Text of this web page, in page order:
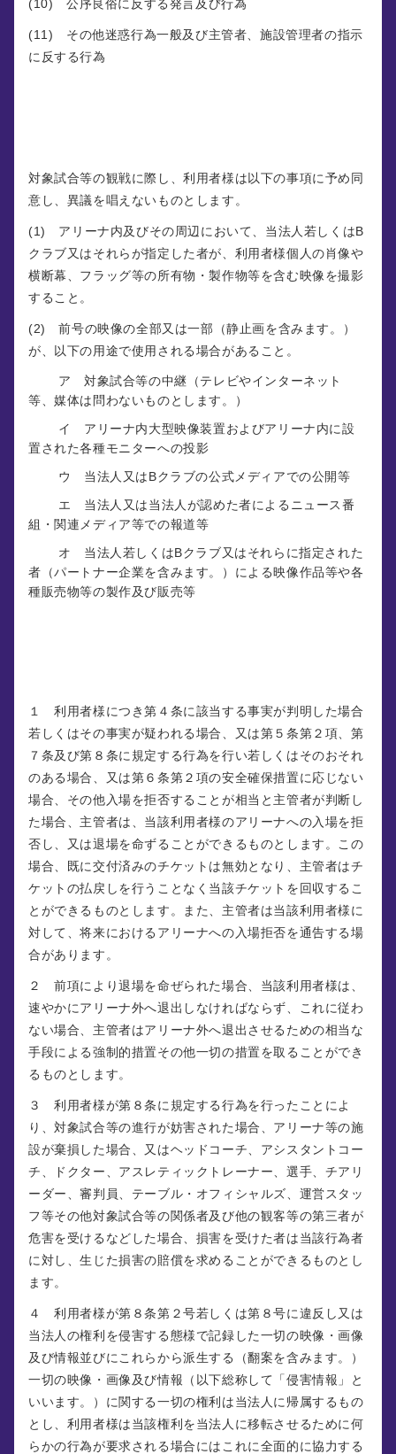
(10) 公序良俗に反する発言及び行為
(11) その他迷惑行為一般及び主管者、施設管理者の指示
に反する行為
対象試合等の観戦に際し、利用者様は以下の事項に予め同
意し、異議を唱えないものとします。
(1) アリーナ内及びその周辺において、当法人若しくはB
クラブ又はそれらが指定した者が、利用者様個人の肖像や
横断幕、フラッグ等の所有物・製作物等を含む映像を撮影
すること。
(2) 前号の映像の全部又は一部（静止画を含みます。）
が、以下の用途で使用される場合があること。
ア 対象試合等の中継（テレビやインターネット
等、媒体は問わないものとします。）
イ アリーナ内大型映像装置およびアリーナ内に設
置された各種モニターへの投影
ウ 当法人又はBクラブの公式メディアでの公開等
エ 当法人又は当法人が認めた者によるニュース番
組・関連メディア等での報道等
オ 当法人若しくはBクラブ又はそれらに指定された
者（パートナー企業を含みます。）による映像作品等や各
種販売物等の製作及び販売等
１ 利用者様につき第４条に該当する事実が判明した場合
若しくはその事実が疑われる場合、又は第５条第２項、第
７条及び第８条に規定する行為を行い若しくはそのおそれ
のある場合、又は第６条第２項の安全確保措置に応じない
場合、その他入場を拒否することが相当と主管者が判断し
た場合、主管者は、当該利用者様のアリーナへの入場を拒
否し、又は退場を命ずることができるものとします。この
場合、既に交付済みのチケットは無効となり、主管者はチ
ケットの払戻しを行うことなく当該チケットを回収するこ
とができるものとします。また、主管者は当該利用者様に
対して、将来におけるアリーナへの入場拒否を通告する場
合があります。
２ 前項により退場を命ぜられた場合、当該利用者様は、
速やかにアリーナ外へ退出しなければならず、これに従わ
ない場合、主管者はアリーナ外へ退出させるための相当な
手段による強制的措置その他一切の措置を取ることができ
るものとします。
３ 利用者様が第８条に規定する行為を行ったことによ
り、対象試合等の進行が妨害された場合、アリーナ等の施
設が棄損した場合、又はヘッドコーチ、アシスタントコー
チ、ドクター、アスレティックトレーナー、選手、チアリ
ーダー、審判員、テーブル・オフィシャルズ、運営スタッ
フ等その他対象試合等の関係者及び他の観客等の第三者が
危害を受けるなどした場合、損害を受けた者は当該行為者
に対し、生じた損害の賠償を求めることができるものとし
ます。
４ 利用者様が第８条第２号若しくは第８号に違反し又は
当法人の権利を侵害する態様で記録した一切の映像・画像
及び情報並びにこれらから派生する（翻案を含みます。）
一切の映像・画像及び情報（以下総称して「侵害情報」と
いいます。）に関する一切の権利は当法人に帰属するもの
とし、利用者様は当該権利を当法人に移転させるために何
らかの行為が要求される場合にはこれに全面的に協力する